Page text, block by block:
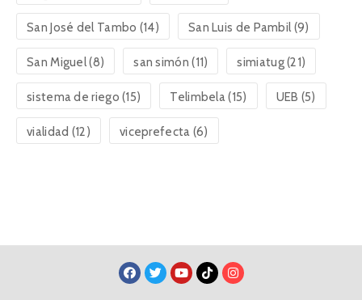
San José del Tambo (14) San Luis de Pambil(9)
San Miguel(8) san simón (11) simiatug(21)
sistema de riego (15) Telimbela(15) UEB (5)
vialidad (12) viceprefecta (6)